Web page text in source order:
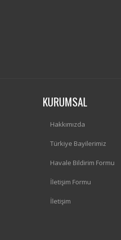
KURUMSAL
Hakkımızda
Türkiye Bayilerimiz
Havale Bildirim Formu
İletişim Formu
İletişim